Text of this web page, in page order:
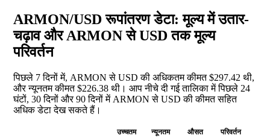
ARMON/USD रूपांतरण डेटा: मूल्य में उतार-
चढ़ाव और ARMON से USD तक मूल्य
परिवर्तन
पिछले 7 दिनों में, ARMON से USD की अधिकतम कीमत $297.42 थी,
और न्यूनतम कीमत $226.38 थी। आप नीचे दी गई तालिका में पिछले 24
घंटों, 30 दिनों और 90 दिनों में ARMON से USD की कीमत सहित
अधिक डेटा देख सकते हैं।
उच्चतम न्यूनतम औसत
परिवर्तन